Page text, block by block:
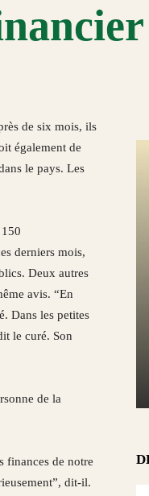
de six mois, ils
également de
le pays. Les
derniers mois,
Deux autres
avis. “En
Dans les petites
le curé. Son
de la
finances de notre
dit-il.